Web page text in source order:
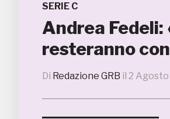
SERIE C
Andrea
resteranno
Di Redazione GRB il 2 Agosto